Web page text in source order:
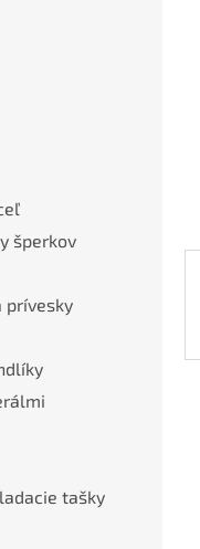
šperkov
prívesky
tašky